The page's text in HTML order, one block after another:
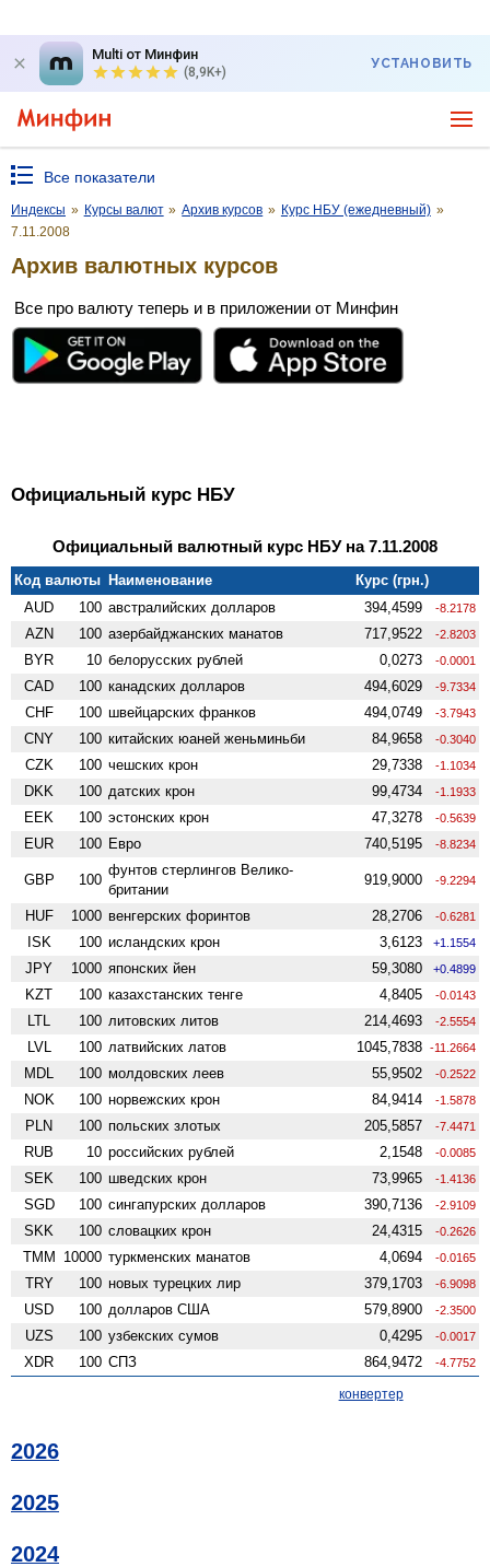
Multi от Минфин
(8,9K+)
УСТАНОВИТЬ
Все показатели
Индексы » Курсы валют » Архив курсов » Курс НБУ (ежедневный) »
7.11.2008
Архив валютных курсов
Все про валюту теперь и в приложении от Минфин
Официальный курс НБУ
Официальный валютный курс НБУ на 7.11.2008
Код валюты Наименование
Курс (грн.)
AUD
100 австралийских долларов 394,4599 -8.2178
AZN 100 азербайджанских манатов 717,9522 -2.8203
BYR 10 белорусских рублей 0,0273 -0.0001
CAD 100 канадских долларов 494,6029 -9.7334
CHF 100 швейцарских франков 494,0749 -3.7943
CNY 100 китайских юаней женьминьби 84,9658 -0.3040
CZK 100 чешских крон 29,7338 -1.1034
DKK 100 датских крон 99,4734 -1.1933
EEK 100 эстонских крон 47,3278 -0.5639
EUR 100 Евро 740,5195 -8.8234
GBP 100
фунтов стерлингов Велико­
британии
919,9000 -9.2294
HUF 1000 венгерских форинтов 28,2706 -0.6281
ISK 100 исландских крон 3,6123 +1.1554
JPY 1000 японских йен 59,3080 +0.4899
KZT 100 казахстанских тенге 4,8405 -0.0143
LTL 100 литовских литов 214,4693 -2.5554
LVL 100 латвийских латов 1045,7838 -11.2664
MDL 100 молдовских леев 55,9502 -0.2522
NOK 100 норвежских крон 84,9414 -1.5878
PLN 100 польских злотых 205,5857 -7.4471
RUB 10 российских рублей 2,1548 -0.0085
SEK 100 шведских крон 73,9965 -1.4136
SGD 100 сингапурских долларов 390,7136 -2.9109
SKK 100 словацких крон 24,4315 -0.2626
TMM 10000 туркменских манатов 4,0694 -0.0165
TRY 100 новых турецких лир 379,1703 -6.9098
USD 100 долларов США 579,8900 -2.3500
UZS 100 узбекских сумов 0,4295 -0.0017
XDR 100 СПЗ 864,9472 -4.7752
конвертер
2026
2025
2024